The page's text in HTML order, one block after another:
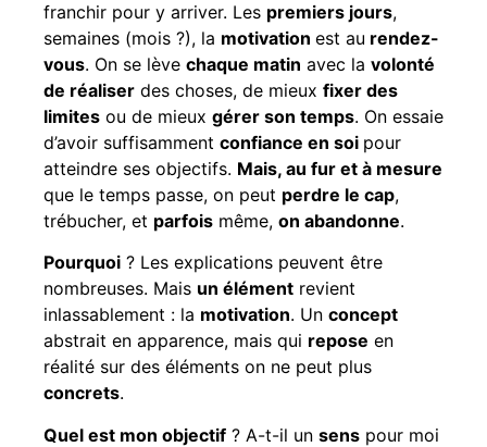
franchir pour y arriver. Les premiers jours,
semaines (mois ?), la motivation est au rendez-
vous. On se lève chaque matin avec la volonté
de réaliser des choses, de mieux fixer des
limites ou de mieux gérer son temps. On essaie
d’avoir suffisamment confiance en soi pour
atteindre ses objectifs. Mais, au fur et à mesure
que le temps passe, on peut perdre le cap,
trébucher, et parfois même, on abandonne.
Pourquoi ? Les explications peuvent être
nombreuses. Mais un élément revient
inlassablement : la motivation. Un concept
abstrait en apparence, mais qui repose en
réalité sur des éléments on ne peut plus
concrets.
Quel est mon objectif ? A-t-il un sens pour moi